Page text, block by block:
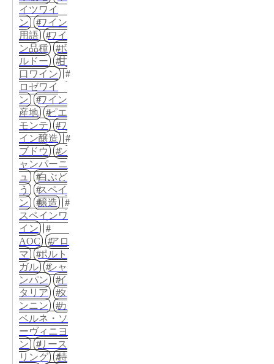
イツワイ
ン
ワイン
用語
ワイ
ン品種
ボ
ルドー
甘
口ワイン
ロゼワイ
ン
ワイン
産地
ピエ
モンテ
ワ
イン醸造
ブドウ
シ
ャンパーニ
ュ
白ぶど
う
スペイ
ン
醸造
スペインワ
イン
AOC
アロ
マ
ポルト
ガル
シャ
ンパン
イ
タリア
タ
ンニン
カ
ベルネ・ソ
ーヴィニヨ
ン
リース
リング
特